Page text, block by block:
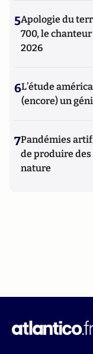
5Apologie du
700, le chanteur
2026
6L’étude
(encore) un
7Pandémies
de produire des
nature